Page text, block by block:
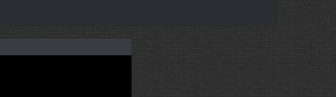
Часть 1
19 сентября 2012